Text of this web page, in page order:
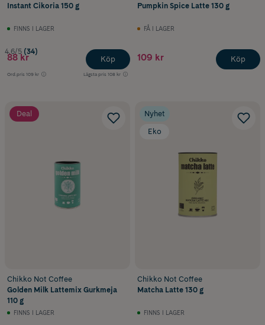
Instant Cikoria 150 g
FINNS I LAGER
4.6/5 (34)
88 kr
Ord.pris 109 kr Lägsta pris 108 kr
Köp
Pumpkin Spice Latte 130 g
FÅ I LAGER
109 kr Köp
Deal
Chikko Not Coffee
Golden Milk Lattemix Gurkmeja
110 g
FINNS I LAGER
Nyhet
Eko
Chikko Not Coffee
Matcha Latte 130 g
FINNS I LAGER